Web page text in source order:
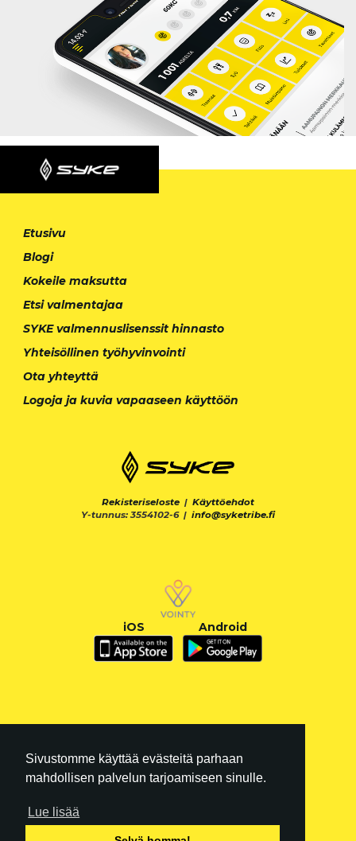
Sivustomme käyttää evästeitä parhaan
mahdollisen palvelun tarjoamiseen sinulle.
Lue lisää
Etusivu
Blogi
Kokeile maksutta
Etsi valmentajaa
SYKE valmennuslisenssit hinnasto
Yhteisöllinen työhyvinvointi
Ota yhteyttä
Logoja ja kuvia vapaaseen käyttöön
Rekisteriseloste | Käyttöehdot
Y-tunnus: 3554102-6 | info@syketribe.fi
iOS Android